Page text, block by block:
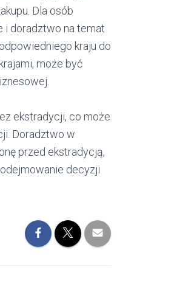
Dla osób
i doradztwo na temat
kraju do
może być
ekstradycji, co może
Doradztwo w
przed ekstradycją,
decyzji